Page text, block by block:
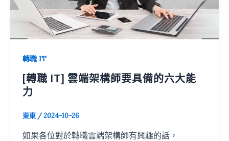
轉職 IT
[轉職 IT] 雲端架構師要具備的六大能
力
東東 /2024-10-26
如果各位對於轉職雲端架構師有興趣的話，